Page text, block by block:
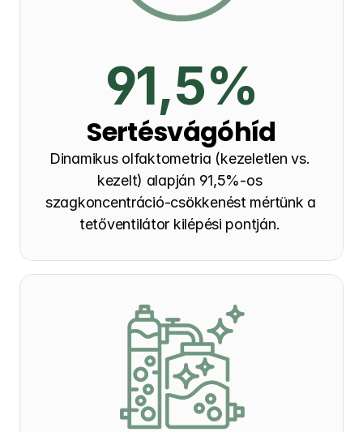
91,5%
Sertésvágóhíd
Dinamikus olfaktometria (kezeletlen vs.
kezelt) alapján 91,5%-os
szagkoncentráció-csökkenést mértünk a
tetőventilátor kilépési pontján.